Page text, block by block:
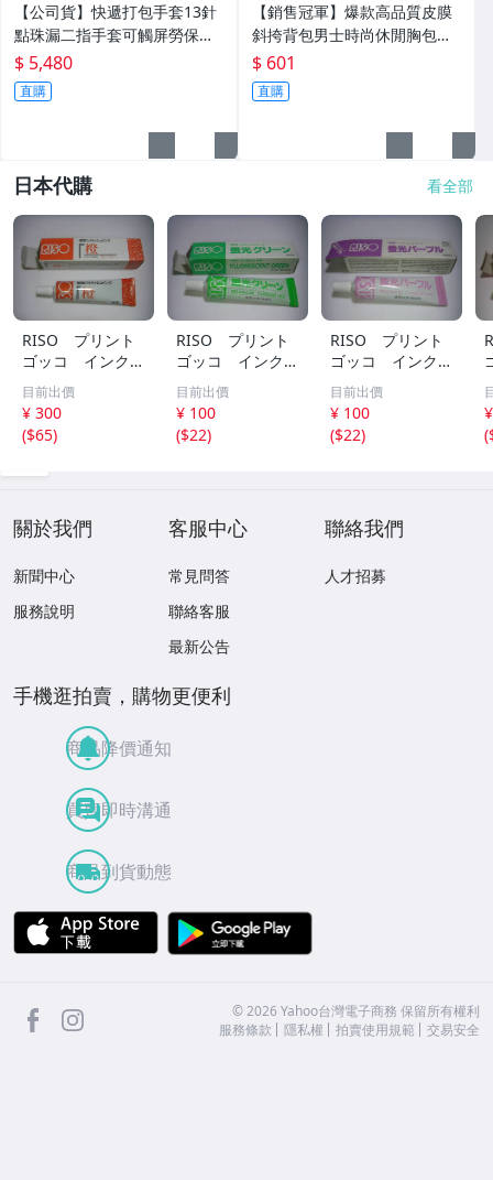
【公司貨】快遞打包手套13針
點珠漏二指手套可觸屏勞保止
滑外賣騎行手套定製
$ 5,480
直購
【銷售冠軍】爆款高品質皮膜
斜挎背包男士時尚休閒胸包外
出方便單肩斜挎包
$ 601
直購
日本代購 看全部
RISO プリント
ゴッコ インク
橙 新品未使用品
目前出價
¥ 300
($65)
RISO プリント
ゴッコ インク
蛍光グリーン 新
品未使用品
目前出價
¥ 100
($22)
RISO プリント
ゴッコ インク
蛍光パープル 新
品未使用品
目前出價
¥ 100
($22)
(
關於我們
新聞中心
服務說明
客服中心
常見問答
聯絡客服
最新公告
聯絡我們
人才招募
手機逛拍賣，購物更便利
商品降價通知
買賣即時溝通
商品到貨動態
APP Store
facebook ©2026 Yahoo台灣電子商務 保留所有權利
服務條款
隱私權 拍賣使用規範 交易安全